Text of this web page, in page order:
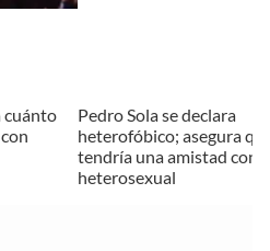
cuánto
Pedro Sola se declara
heterofóbico; asegura
tendría una amistad con
heterosexual